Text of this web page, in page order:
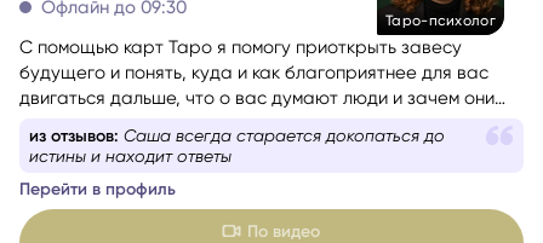
наиболее честным и благоприятным именно для вас.
После консультации вы уйдёте с пониманием
происходящего, ясным взглядом на ситуацию и
ощущением, что решение больше не кажется таким
сложным.
Таро-психолог
Офлайн до 09:30
С помощью карт Таро я помогу приоткрыть завесу
будущего и понять, куда и как благоприятнее для вас
двигаться дальше, что о вас думают люди и зачем они
из отзывов: Саша всегда старается докопаться до
истины и находит ответы
Перейти в профиль
По видео